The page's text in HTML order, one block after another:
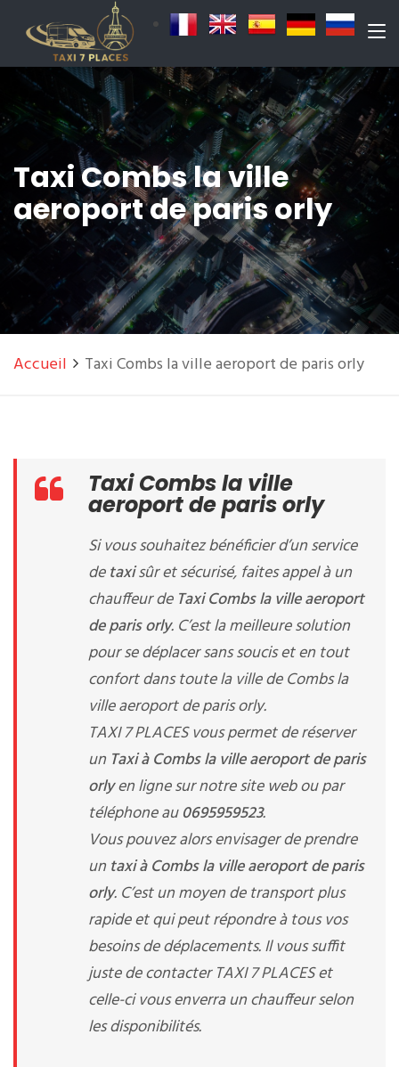
Taxi Combs la ville
aeroport de paris orly
Accueil Taxi Combs la ville aeroport de paris orly
Taxi Combs la ville
aeroport de paris orly
Si vous souhaitez bénéficier d’un service
detaxisûr et sécurisé, faites appel à un
chauffeur de Taxi Combs la ville aeroport
de paris orly. C’est la meilleure solution
pour se déplacer sans soucis et en tout
confort dans toute la ville de Combs la
ville aeroport de paris orly.
TAXI 7 PLACES vous permet de réserver
un Taxi à Combs la ville aeroport de paris
orlyen ligne sur notre site web ou par
téléphone au0695959523.
Vous pouvez alors envisager de prendre
un taxi à Combs la ville aeroport de paris
orly. C’est un moyen de transport plus
rapide et qui peut répondre à tous vos
besoins de déplacements. Il vous suffit
juste de contacter TAXI 7 PLACES et
celle-ci vous enverra un chauffeur selon
les disponibilités.